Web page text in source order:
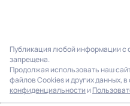
Публикация любой информации с
запрещена.
Продолжая использовать наш
файлов Cookies и других данных, в
конфиденциальности и